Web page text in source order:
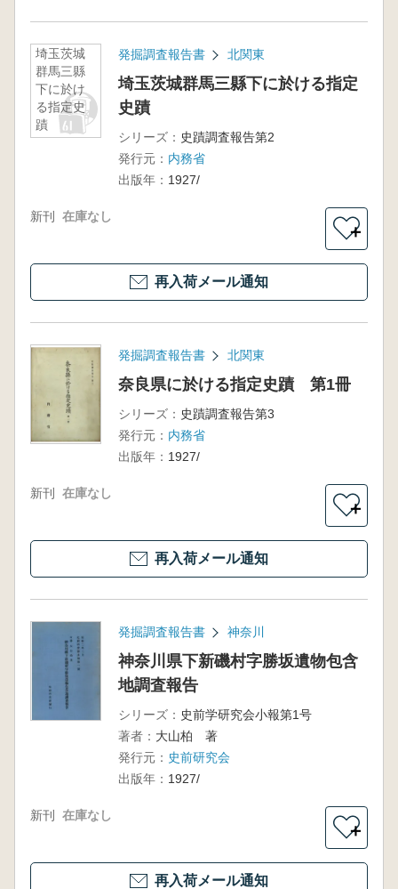
埼玉茨城
群馬三縣
下に於け
る指定史
蹟
発掘調査報告書 北関東
埼玉茨城群馬三縣下に於ける指定
史蹟
シリーズ： 史蹟調査報告第2
発行元： 内務省
出版年： 1927/
新刊 在庫なし
＋
再入荷メール通知
発掘調査報告書 北関東
奈良県に於ける指定史蹟 第1冊
シリーズ： 史蹟調査報告第3
発行元： 内務省
出版年： 1927/
新刊 在庫なし
＋
再入荷メール通知
発掘調査報告書 神奈川
神奈川県下新磯村字勝坂遺物包含
地調査報告
シリーズ： 史前学研究会小報第1号
著者： 大山柏 著
発行元： 史前研究会
出版年： 1927/
新刊 在庫なし
＋
再入荷メール通知